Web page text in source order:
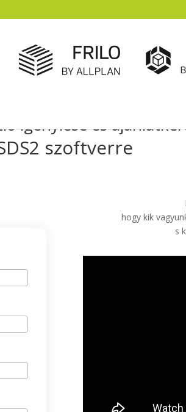
igénylése és
szoftverre
hogy kik
s